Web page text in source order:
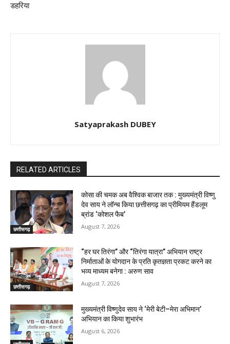
डहरिया
Satyaprakash DUBEY
RELATED ARTICLES
छत्तीसगढ़
कोसा की चमक अब वैश्विक बाजार तक : मुख्यमंत्री विष्णु
देव साय ने लॉन्च किया छत्तीसगढ़ का प्रीमियम हैंडलूम
ब्रांड ‘कोशल फैब’
August 7, 2026
छत्तीसगढ़
“हर घर तिरंगा” और “तिरंगा यात्रा” अभियान राष्ट्र
निर्माताओं के योगदान के प्रति कृतज्ञता प्रकट करने का
भव्य माध्यम बनेगा : अरुण साव
August 7, 2026
मुख्यमंत्री विष्णुदेव साय ने ‘मेरी बेटी–मेरा अभिमान’
अभियान का किया शुभारंभ
August 6, 2026